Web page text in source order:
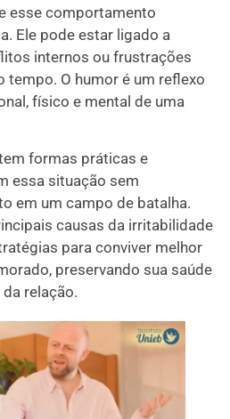
esse comportamento
Ele pode estar ligado a
internos ou frustrações
tempo. O humor é um reflexo
físico e mental de uma
formas práticas e
essa situação sem
em um campo de batalha.
causas da irritabilidade
para conviver melhor
preservando sua saúde
relação.